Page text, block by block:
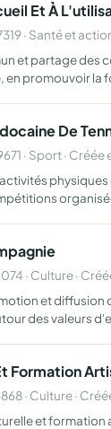
Et À
· Santé et
et partage des
promouvoir la
De
· Sport · Créée
· Culture ·
et diffusion
des valeurs
Formation
· Culture ·
et formation